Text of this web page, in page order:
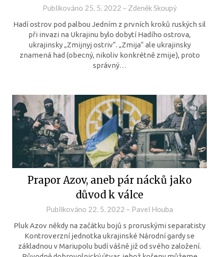
Publikováno 25. 5. 2022 – Zdeněk Skoupý
Hadí ostrov pod palbou Jedním z prvních kroků ruských sil
při invazi na Ukrajinu bylo dobytí Hadího ostrova,
ukrajinsky „Zmijnyj ostriv“. „Zmija“ ale ukrajinsky
znamená had (obecný, nikoliv konkrétně zmije), proto
správný…
Prapor Azov, aneb pár nácků jako
důvod k válce
Publikováno 22. 5. 2022 – Pavel Houba
Pluk Azov někdy na začátku bojů s proruskými separatisty
Kontroverzní jednotka ukrajinské Národní gardy se
základnou v Mariupolu budí vášně již od svého založení.